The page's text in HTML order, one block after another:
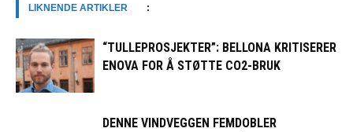
LIKNENDE ARTIKLER :
“TULLEPROSJEKTER”: BELLONA KRITISERER
ENOVA FOR Å STØTTE CO2-BRUK
DENNE VINDVEGGEN FEMDOBLER